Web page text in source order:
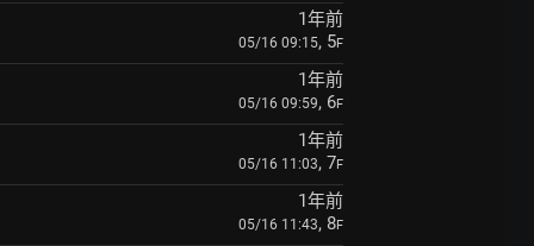
1年前
05/16 09:15, 5F
1年前
05/16 09:59, 6F
1年前
05/16 11:03, 7F
1年前
05/16 11:43, 8F